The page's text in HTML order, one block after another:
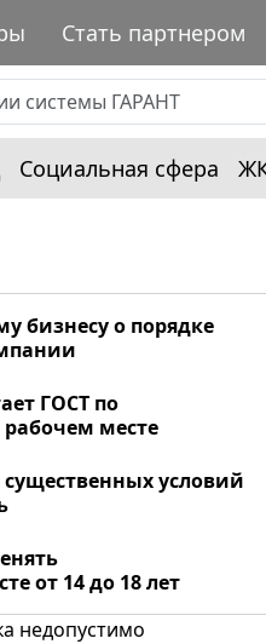
Стать партнером
Социальная сфера
бизнесу о порядке
ГОСТ по
месте
условий
от 14 до 18 лет
недопустимо